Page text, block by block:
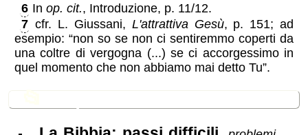
6 Inop. cit., Introduzione, p. 11/12.
7 cfr. L. Giussani, L'attrattiva Gesù, p. 151; ad
esempio: “non so se non ci sentiremmo coperti da
una coltre di vergogna (...) se ci accorgessimo in
quel momento che non abbiamo mai detto Tu”.